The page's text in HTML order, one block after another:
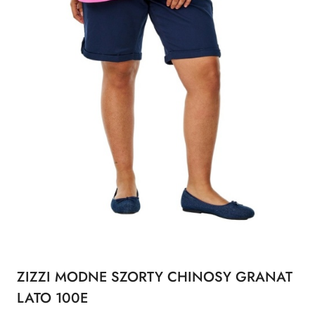
ZIZZI MODNE SZORTY CHINOSY GRANAT
LATO 100E